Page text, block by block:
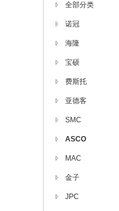
全部分类
诺冠
海隆
宝硕
费斯托
亚德客
SMC
ASCO
MAC
金子
JPC